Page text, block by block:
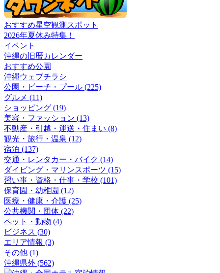
おすすめ星空観測スポット
2026年夏休み特集！
イベント
沖縄の旧暦カレンダー
おすすめ公園
沖縄ウェブチラシ
公園・ビーチ・プール (225)
グルメ (11)
ショッピング (19)
美容・ファッション (13)
不動産・引越・運送・住まい (8)
観光・旅行・温泉 (12)
宿泊 (137)
交通・レンタカー・バイク (14)
ダイビング・マリンスポーツ (15)
習い事・資格・仕事・学校 (101)
保育園・幼稚園 (12)
医療・健康・介護 (25)
公共機関・団体 (22)
ペット・動物 (4)
ビジネス (30)
エリア情報 (3)
その他 (1)
沖縄県外 (562)